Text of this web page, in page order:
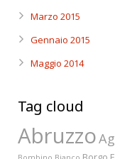
Marzo 2015
Gennaio 2015
Maggio 2014
Tag cloud
Abruzzo